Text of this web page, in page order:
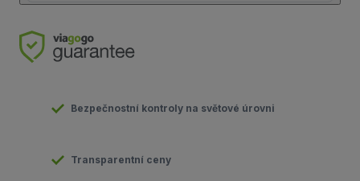
Bezpečnostní kontroly na světové úrovni
Transparentní ceny